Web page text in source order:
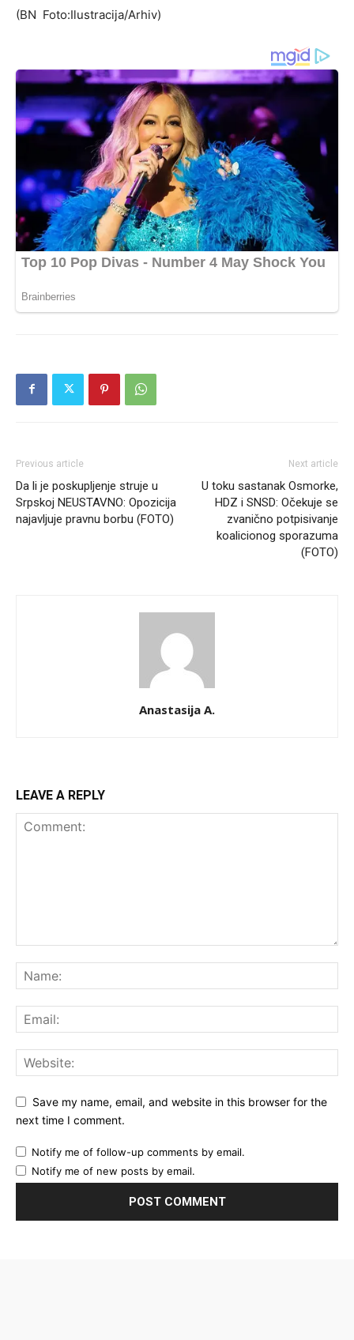
(BN Foto:Ilustracija/Arhiv)
Previous article
Da li je poskupljenje struje u
Srpskoj NEUSTAVNO: Opozicija
najavljuje pravnu borbu (FOTO)
Next article
U toku sastanak Osmorke,
HDZ i SNSD: Očekuje se
zvanično potpisivanje
koalicionog sporazuma
(FOTO)
Anastasija A.
LEAVE A REPLY
Save my name, email, and website in this browser for the
next time I comment.
Notify me of follow-up comments by email.
Notify me of new posts by email.